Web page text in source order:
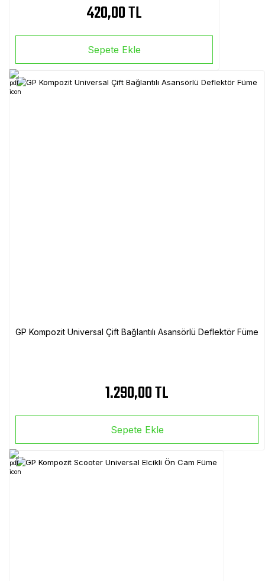
420,00 TL
Sepete Ekle
GP Kompozit Universal Çift Bağlantılı Asansörlü Deflektör Füme
1.290,00 TL
Sepete Ekle